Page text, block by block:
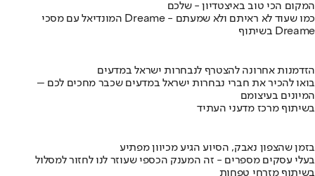
המקום הכי טוב באיצטדיון - שלכם
המונדיאל עם מסכי Dreame - כמו שעוד לא ראיתם ולא שמעתם
בשיתוף Dreame
הזדמנות אחרונה להצטרף לנבחרות ישראל במדעים
בואו להכיר את חברי נבחרות ישראל במדעים שכבר מחכים לכם –
המיונים בעיצומם
בשיתוף מרכז מדעני העתיד
בזמן שהצפון נאבק, הסיוע הגיע מכיוון מפתיע
בעלי עסקים מספרים - זה המענק הכספי שעוזר לנו לחזור למסלול
בשיתוף מזרחי טפחות